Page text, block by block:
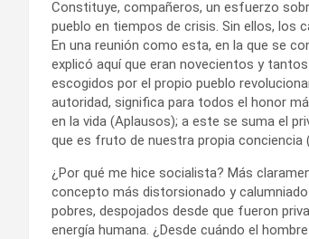
Constituye, compañeros, un esfuerzo
pueblo en tiempos de crisis. Sin ellos, los
En una reunión como esta, en la que se
explicó aquí que eran novecientos y
escogidos por el propio pueblo
autoridad, significa para todos el honor
en la vida (Aplausos); a este se suma el
que es fruto de nuestra propia conciencia
¿Por qué me hice socialista? Más
concepto más distorsionado y
pobres, despojados desde que fueron
energía humana. ¿Desde cuándo el